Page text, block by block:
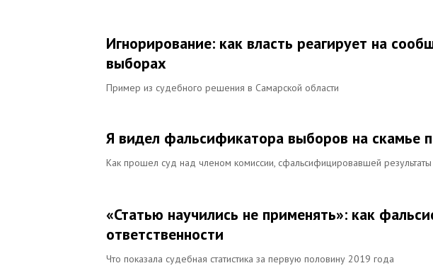
Игнорирование: как власть реагирует на
выборах
Пример из судебного решения в Самарской области
Я видел фальсификатора выборов на скамье
Как прошел суд над членом комиссии, сфальсифицировавшей
«Статью научились не применять»: как
ответственности
Что показала судебная статистика за первую половину 2019 года